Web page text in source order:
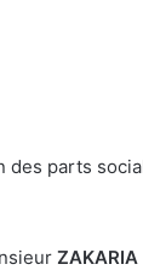
des parts
ZAKARIA